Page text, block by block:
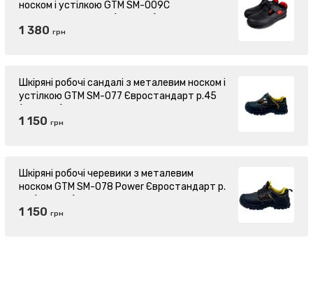
носком і устілкою GTM SM-009C
1 380 грн
Шкіряні робочі сандалі з металевим носком і
устілкою GTM SM-077 Євростандарт р.45
1 150 грн
Шкіряні робочі черевики з металевим
носком GTM SM-078 Power Євростандарт р.
1 150 грн